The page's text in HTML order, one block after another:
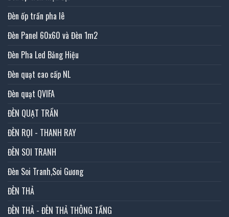
Đèn ốp trần pha lê
Đèn Panel 60x60 và Đèn 1m2
Đèn Pha Led Bảng Hiệu
Đèn quạt cao cấp NL
Đèn quạt QVIFA
ĐÈN QUẠT TRẦN
ĐÈN RỌI - THANH RAY
ĐÈN SOI TRANH
Đèn Soi Tranh,Soi Gương
ĐÈN THẢ
ĐÈN THẢ - ĐÈN THẢ THÔNG TẦNG